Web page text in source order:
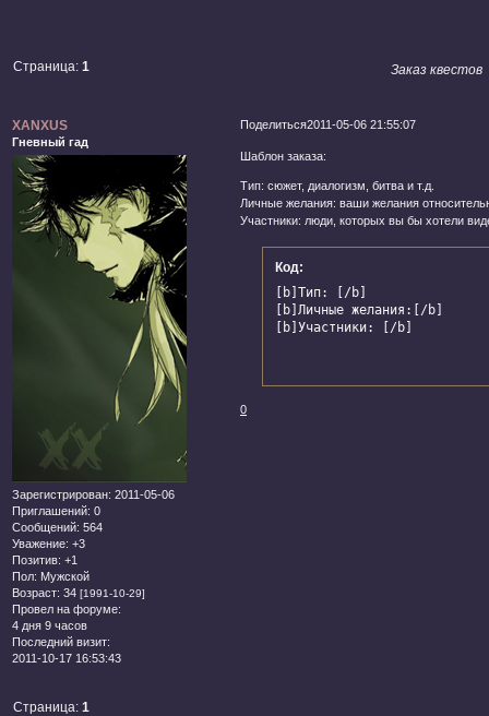
Заказ квестов
Страница:1
Поделиться2011-05-06 21:55:07
XANXUS
Гневный гад
Зарегистрирован: 2011-05-06
Приглашений: 0
Сообщений: 564
Уважение: +3
Позитив: +1
Пол: Мужской
Возраст: 34 [1991-10-29]
Провел на форуме:
4 дня 9 часов
Последний визит:
2011-10-17 16:53:43
Шаблон заказа:
Тип: сюжет, диалогизм, битва и т.д.
Личные желания: ваши желания
Участники: люди, которых вы бы хотели
Код:
[b]Тип: [/b]
[b]Личные желания:[/b]
[b]Участники: [/b]
0
Страница:1